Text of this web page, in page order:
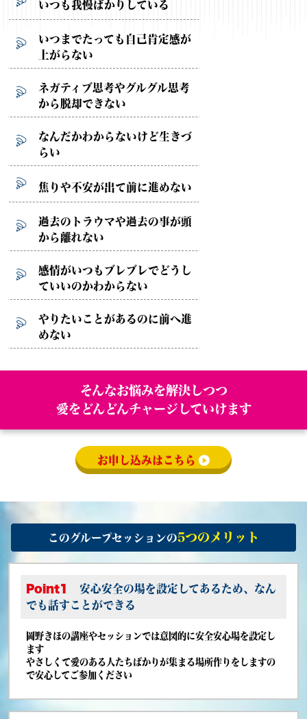
いつも我慢ばかりしている
いつまでたっても自己肯定感が
上がらない
ネガティブ思考やグルグル思考
から脱却できない
なんだかわからないけど生きづ
らい
焦りや不安が出て前に進めない
過去のトラウマや過去の事が頭
から離れない
感情がいつもブレブレでどうし
ていいのかわからない
やりたいことがあるのに前へ進
めない
そんなお悩みを解決しつつ
愛をどんどんチャージしていけます
お申し込みはこちら
このグループセッションの5つのメリット
Point1
安心安全の場を設定してあるため、なん
でも話すことができる
岡野きほの講座やセッションでは意図的に安全安心場を設定し
ます
やさしくて愛のある人たちばかりが集まる場所作りをしますの
で安心してご参加ください